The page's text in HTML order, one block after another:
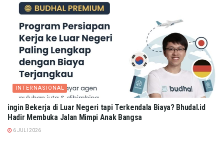
INTERNASIONAL
ingin Bekerja di Luar Negeri tapi Terkendala Biaya? Bhudal.id
Hadir Membuka Jalan Mimpi Anak Bangsa
6 JULI 2026